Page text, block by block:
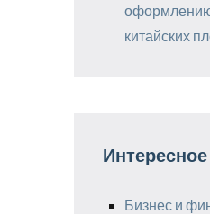
оформлению
китайских
Бизнес и